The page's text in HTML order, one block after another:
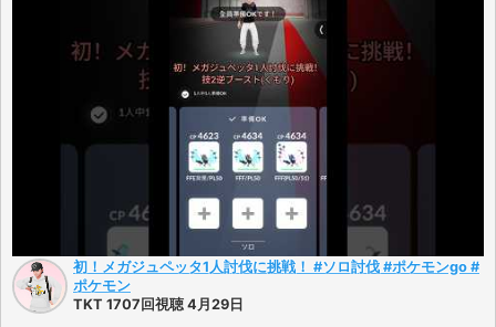
初！メガジュペッタ1人討伐に挑戦！ #ソロ討伐 #ポケモンgo #
ポケモン
TKT 1707回視聴 4月29日